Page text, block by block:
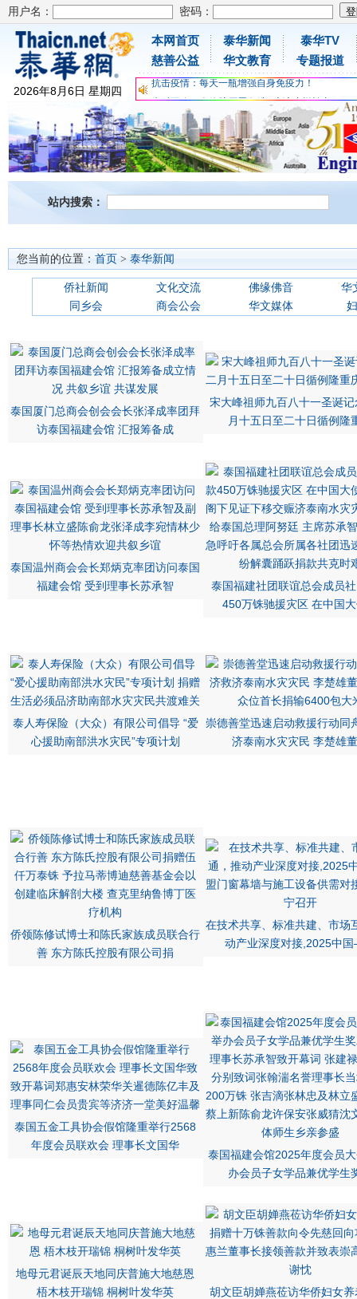
用户名： 密码：
2026年8月6日 星期四
本网首页
慈善公益
泰华新闻
华文教育
泰华TV
专题报道
为时不晚，人体胶原蛋白维C应该这样补充
关爱儿童健康，免费领取日本原装尤妮佳超立体
抗击疫情：每天一瓶增强自身免疫力！
为时不晚，人体胶原蛋白维C应该这样补充
关爱儿童健康，免费领取日本原装尤妮佳超立体
抗击疫情：每天一瓶增强自身免疫力！
站内搜索：
您当前的位置： 首页 > 泰华新闻
侨社新闻 文化交流 佛缘佛音
华
同乡会
商会公会 华文媒体
泰国厦门总商会创会会长张泽成率团拜
访泰国福建会馆 汇报筹备成
宋大峰祖师九百八十一圣诞
月十五日至二十日循例隆
泰国温州商会会长郑炳克率团访问泰国
福建会馆 受到理事长苏承智
泰国福建社团联谊总会成员
450万铢驰援灾区 在中国
泰人寿保险（大众）有限公司倡导 “爱
心援助南部洪水灾民”专项计划
崇德善堂迅速启动救援行动同
济泰南水灾灾民 李楚雄
侨领陈修试博士和陈氏家族成员联合行
善 东方陈氏控股有限公司捐
在技术共享、标准共建、市场
动产业深度对接,2025中
泰国五金工具协会假馆隆重举行2568
年度会员联欢会 理事长文国华
泰国福建会馆2025年度会员
办会员子女学品兼优学生
地母元君诞辰天地同庆普施大地慈恩
梧木枝开瑞锦 桐树叶发华英
胡文臣胡婵燕莅访华侨妇女